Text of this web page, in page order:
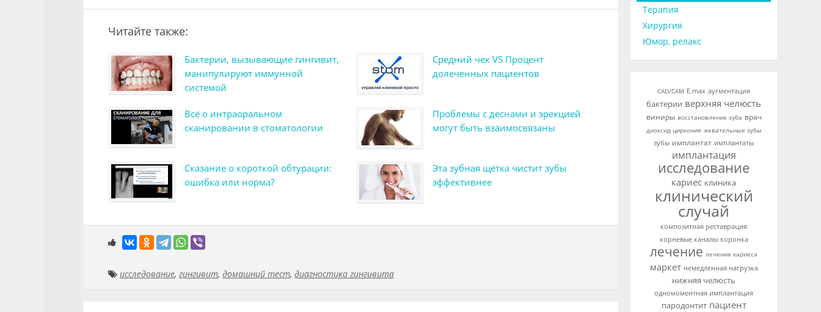
Читайте также:
Бактерии, вызывающие гингивит,
манипулируют иммунной
системой
Средний чек VS Процент
долеченных пациентов
Всё о интраоральном
сканировании в стоматологии
Проблемы с деснами и эрекцией
могут быть взаимосвязаны
Сказание о короткой обтурации:
ошибка или норма?
Эта зубная щётка чистит зубы
эффективнее
исследование, гингивит, домашний тест, диагностика гингивита
Терапия
Хирургия
Юмор, релакс
CAD/CAM E.max аугментация
бактерии верхняя челюсть
виниры восстановление зуба врач
диоксид циркония жевательные зубы
зубы имплантат имплантаты
имплантация
исследование
кариес клиника
клинический
случай
композитная реставрация
корневые каналы коронка
лечение лечение кариеса
маркет немедленная нагрузка
нижняя челюсть
одномоментная имплантация
пародонтит пациент